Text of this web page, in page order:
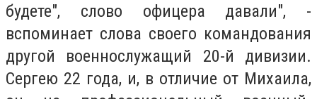
будете", слово офицера давали", -
вспоминает слова своего командования
другой военнослужащий 20-й дивизии.
Сергею 22 года, и, в отличие от Михаила,